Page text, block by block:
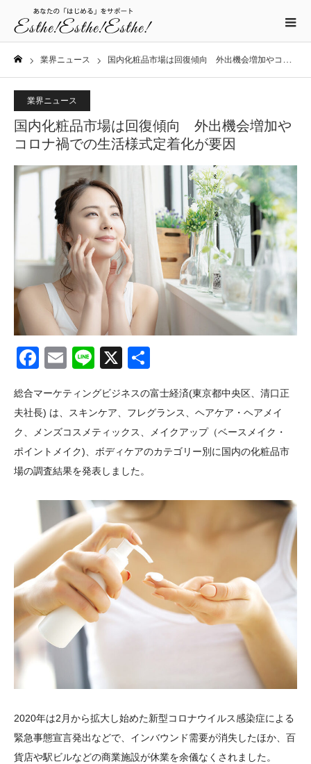
業界ニュース 国内化粧品市場は回復傾向 外出機会増加やコロナ禍での生活様式定着化が要因
業界ニュース
国内化粧品市場は回復傾向 外出機会増加や
コロナ禍での生活様式定着化が要因
Facebook
EmailLine
X
総合マーケティングビジネスの富士経済(東京都中央区、清口正
夫社長) は、スキンケア、フレグランス、ヘアケア・ヘアメイ
ク、メンズコスメティックス、メイクアップ（ベースメイク・
ポイントメイク)、ボディケアのカテゴリー別に国内の化粧品市
場の調査結果を発表しました。
2020年は2月から拡大し始めた新型コロナウイルス感染症による
緊急事態宣言発出などで、インバウンド需要が消失したほか、百
貨店や駅ビルなどの商業施設が休業を余儀なくされました。